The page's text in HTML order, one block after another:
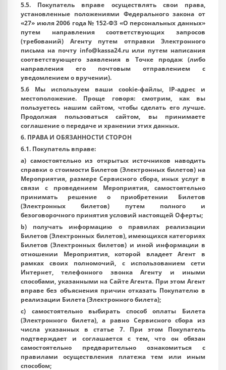
5.5. Покупатель вправе осуществлять свои права,
установленные положениями Федерального закона от
«27» июля 2006 года № 152-ФЗ «О персональных данных»
путем направления соответствующих запросов
(требований) Агенту путем отправки Электронного
письма на почту info@kassa24.ru или путем написания
соответствующего заявления в Точке продаж (либо
направления его почтовым отправлением с
уведомлением о вручении).
5.6 Мы используем ваши cookie-файлы, IP-адрес и
местоположение. Проще говоря: смотрим, как вы
пользуетесь нашим сайтом, чтобы сделать его лучше.
Продолжая пользоваться сайтом, вы принимаете
соглашение о передаче и хранении этих данных.
6. ПРАВА И ОБЯЗАННОСТИ СТОРОН
6.1. Покупатель вправе:
a) самостоятельно из открытых источников наводить
справки о стоимости Билетов (Электронных билетов) на
Мероприятия, размере Сервисного сбора, иных услуг в
связи с проведением Мероприятия, самостоятельно
принимать решение о приобретении Билетов
(Электронных билетов) путем полного и
безоговорочного принятия условий настоящей Оферты;
b) получать информацию о правилах реализации
Билетов (Электронных билетов), имеющихся категориях
Билетов (Электронных билетов) и иной информации в
отношении Мероприятия, которой владеет Агент в
рамках своих полномочий, с использованием сети
Интернет, телефонного звонка Агенту и иными
способами, указанными на Сайте Агента. При этом Агент
вправе без объяснения причин отказать Покупателю в
реализации Билета (Электронного билета);
c) самостоятельно выбирать способ оплаты Билета
(Электронного билета), а равно Сервисного сбора из
числа указанных в статье 7. При этом Покупатель
подтверждает и соглашается с тем, что он обязан
самостоятельно предварительно ознакомиться с
правилами осуществления платежа тем или иным
способом;